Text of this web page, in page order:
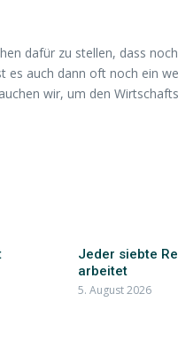
dafür zu stellen, dass
auch dann oft noch ein
wir, um den
Jeder siebte
arbeitet
5. August 2026